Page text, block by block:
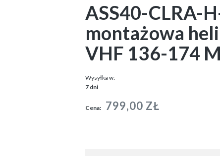
ASS40-CLRA-
montażowa
VHF 136-174
Wysyłka w:
7 dni
Cena: 799,00 ZŁ